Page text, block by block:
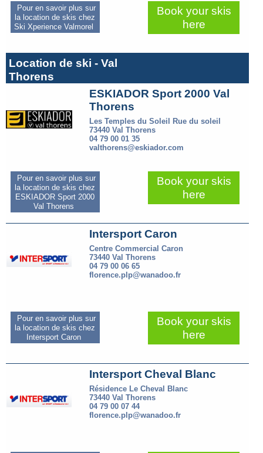
Pour en savoir plus sur
la location de skis chez
Ski Xperience Valmorel
Book your skis
here
Location de ski - Val
Thorens
ESKIADOR Sport 2000 Val
Thorens
Les Temples du Soleil Rue du soleil
73440 Val Thorens
04 79 00 01 35
valthorens@eskiador.com
Pour en savoir plus sur
la location de skis chez
ESKIADOR Sport 2000
Val Thorens
Book your skis
here
Intersport Caron
Centre Commercial Caron
73440 Val Thorens
04 79 00 06 65
florence.plp@wanadoo.fr
Pour en savoir plus sur
la location de skis chez
Intersport Caron
Book your skis
here
Intersport Cheval Blanc
Résidence Le Cheval Blanc
73440 Val Thorens
04 79 00 07 44
florence.plp@wanadoo.fr